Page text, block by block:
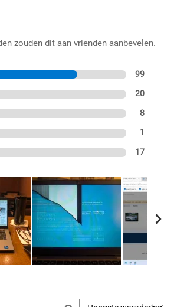
zouden dit aan vrienden aanbevelen.
99
20
8
1
17